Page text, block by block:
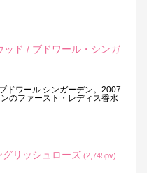
ッド / ブドワール・シンガ
ドワール シンガーデン。2007
のファースト・レディス香水
リッシュローズ (2,745pv)